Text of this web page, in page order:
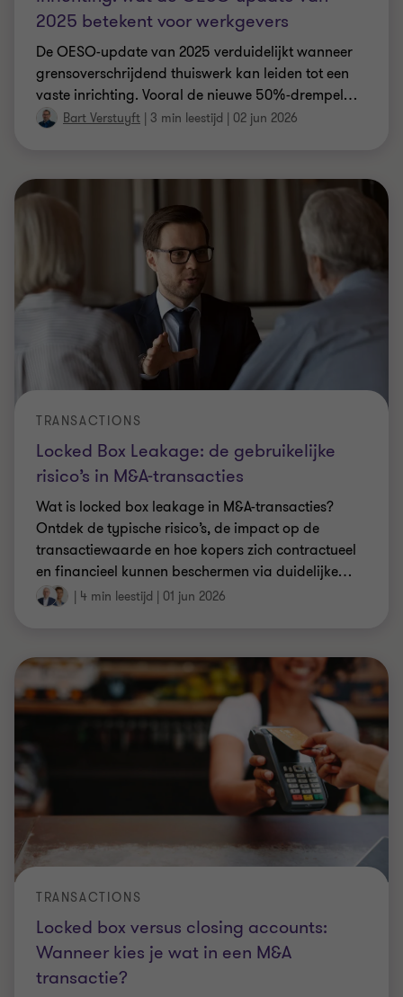
2025 betekent voor werkgevers
De OESO-update van 2025 verduidelijkt wanneer
grensoverschrijdend thuiswerk kan leiden tot een
vaste inrichting. Vooral de nieuwe 50%-drempel…
Bart Verstuyft | 3 min leestijd | 02 jun 2026
Locked Box Leakage: de gebruikelijke
risico’s in M&A-transacties
TRANSACTIONS
Wat is locked box leakage in M&A-transacties?
Ontdek de typische risico’s, de impact op de
transactiewaarde en hoe kopers zich contractueel
en financieel kunnen beschermen via duidelijke…
| 4 min leestijd | 01 jun 2026
Locked box versus closing accounts:
Wanneer kies je wat in een M&A
transactie?
TRANSACTIONS